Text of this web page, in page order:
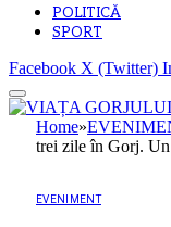
POLITICĂ
SPORT
Facebook X (Twitter)
Home»
trei zile în Gorj.
EVENIMENT